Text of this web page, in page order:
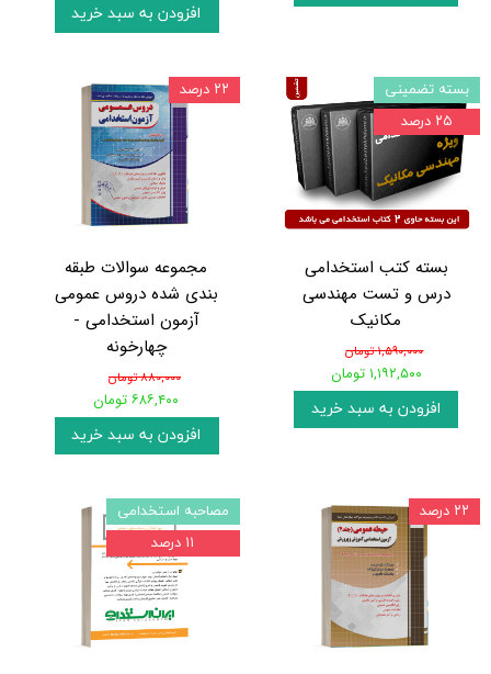
افزودن به سبد خرید
بسته کتب استخدامی
درس و تست مهندسی
مکانیک
۱,۵۹۰,۰۰۰ تومان
۱,۱۹۲,۵۰۰ تومان
افزودن به سبد خرید
بسته تضمینی
۲۵ درصد
مجموعه سوالات طبقه
بندی شده دروس عمومی
آزمون استخدامی -
چهارخونه
۸۸۰,۰۰۰ تومان
۶۸۶,۴۰۰ تومان
افزودن به سبد خرید
۲۲ درصد
۲۲ درصد
مصاحبه استخدامی
۱۱ درصد